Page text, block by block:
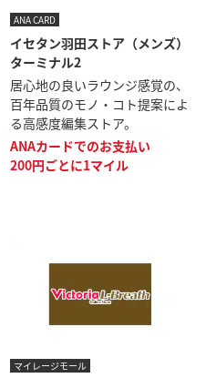
ANA CARD
イセタン羽田ストア（メンズ）
ターミナル2
居心地の良いラウンジ感覚の、
百年品質のモノ・コト提案によ
る高感度編集ストア。
ANAカードでのお支払い
200円ごとに1マイル
マイレージモール